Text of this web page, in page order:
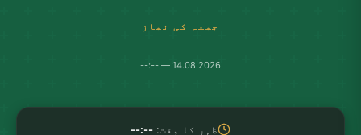
جمعہ کی نماز
14.08.2026 — --:--
ظہر کا وقت: --:--